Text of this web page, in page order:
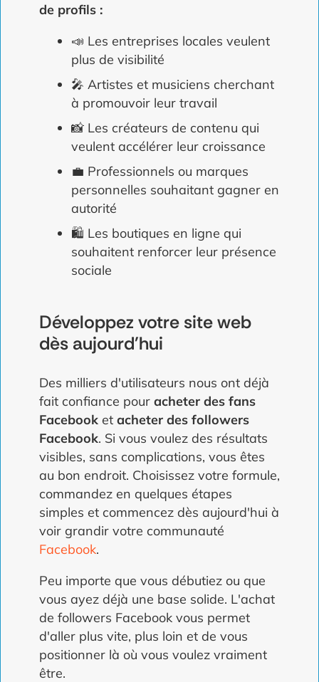
de profils :
📣 Les entreprises locales veulent
plus de visibilité
🎤 Artistes et musiciens cherchant
à promouvoir leur travail
📸 Les créateurs de contenu qui
veulent accélérer leur croissance
💼 Professionnels ou marques
personnelles souhaitant gagner en
autorité
🛍️ Les boutiques en ligne qui
souhaitent renforcer leur présence
sociale
Développez votre site web
dès aujourd'hui
Des milliers d'utilisateurs nous ont déjà
fait confiance pour acheter des fans
Facebook et acheter des followers
Facebook. Si vous voulez des résultats
visibles, sans complications, vous êtes
au bon endroit. Choisissez votre formule,
commandez en quelques étapes
simples et commencez dès aujourd'hui à
voir grandir votre communauté
Facebook.
Peu importe que vous débutiez ou que
vous ayez déjà une base solide. L'achat
de followers Facebook vous permet
d'aller plus vite, plus loin et de vous
positionner là où vous voulez vraiment
être.